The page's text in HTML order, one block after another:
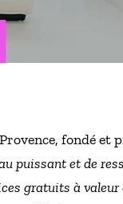
fondé et
puissant et de
gratuits à valeur